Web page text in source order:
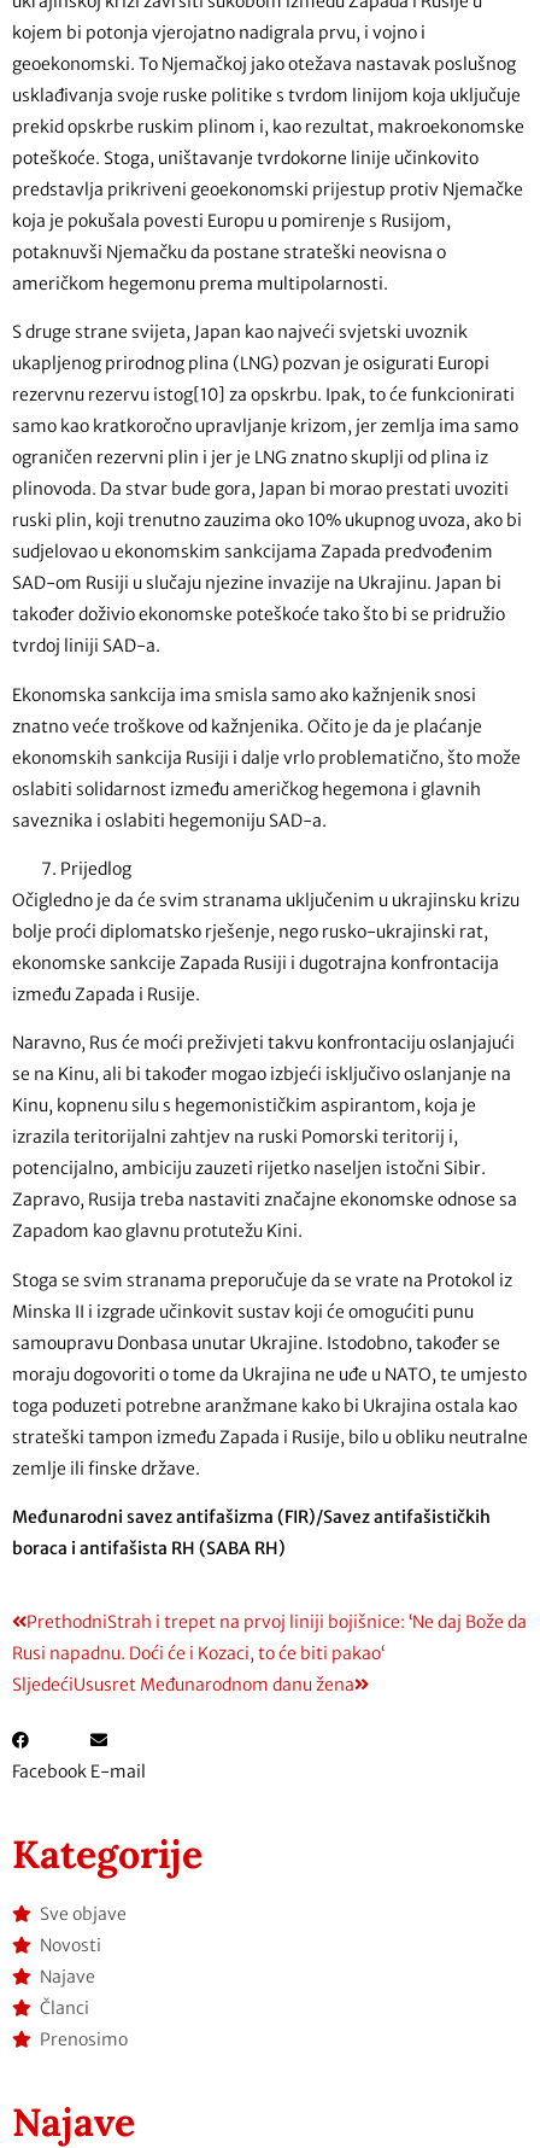
kojem bi potonja vjerojatno nadigrala prvu, i vojno i
geoekonomski. To Njemačkoj jako otežava nastavak poslušnog
usklađivanja svoje ruske politike s tvrdom linijom koja uključuje
prekid opskrbe ruskim plinom i, kao rezultat, makroekonomske
poteškoće. Stoga, uništavanje tvrdokorne linije učinkovito
predstavlja prikriveni geoekonomski prijestup protiv Njemačke
koja je pokušala povesti Europu u pomirenje s Rusijom,
potaknuvši Njemačku da postane strateški neovisna o
američkom hegemonu prema multipolarnosti.
S druge strane svijeta, Japan kao najveći svjetski uvoznik
ukapljenog prirodnog plina (LNG) pozvan je osigurati Europi
rezervnu rezervu istog[10] za opskrbu. Ipak, to će funkcionirati
samo kao kratkoročno upravljanje krizom, jer zemlja ima samo
ograničen rezervni plin i jer je LNG znatno skuplji od plina iz
plinovoda. Da stvar bude gora, Japan bi morao prestati uvoziti
ruski plin, koji trenutno zauzima oko 10% ukupnog uvoza, ako bi
sudjelovao u ekonomskim sankcijama Zapada predvođenim
SAD-om Rusiji u slučaju njezine invazije na Ukrajinu. Japan bi
također doživio ekonomske poteškoće tako što bi se pridružio
tvrdoj liniji SAD-a.
Ekonomska sankcija ima smisla samo ako kažnjenik snosi
znatno veće troškove od kažnjenika. Očito je da je plaćanje
ekonomskih sankcija Rusiji i dalje vrlo problematično, što može
oslabiti solidarnost između američkog hegemona i glavnih
saveznika i oslabiti hegemoniju SAD-a.
Prijedlog
Očigledno je da će svim stranama uključenim u ukrajinsku krizu
bolje proći diplomatsko rješenje, nego rusko-ukrajinski rat,
ekonomske sankcije Zapada Rusiji i dugotrajna konfrontacija
između Zapada i Rusije.
Naravno, Rus će moći preživjeti takvu konfrontaciju oslanjajući
se na Kinu, ali bi također mogao izbjeći isključivo oslanjanje na
Kinu, kopnenu silu s hegemonističkim aspirantom, koja je
izrazila teritorijalni zahtjev na ruski Pomorski teritorij i,
potencijalno, ambiciju zauzeti rijetko naseljen istočni Sibir.
Zapravo, Rusija treba nastaviti značajne ekonomske odnose sa
Zapadom kao glavnu protutežu Kini.
Stoga se svim stranama preporučuje da se vrate na Protokol iz
Minska II i izgrade učinkovit sustav koji će omogućiti punu
samoupravu Donbasa unutar Ukrajine. Istodobno, također se
moraju dogovoriti o tome da Ukrajina ne uđe u NATO, te umjesto
toga poduzeti potrebne aranžmane kako bi Ukrajina ostala kao
strateški tampon između Zapada i Rusije, bilo u obliku neutralne
zemlje ili finske države.
Međunarodni savez antifašizma (FIR)/Savez antifašističkih
boraca i antifašista RH (SABA RH)
PrethodniStrah i trepet na prvoj liniji bojišnice: ‘Ne daj Bože da
Rusi napadnu. Doći će i Kozaci, to će biti pakao‘
SljedećiUsusret Međunarodnom danu žena
Facebook E-mail
Kategorije
Sve objave
Novosti
Najave
Članci
Prenosimo
Najave